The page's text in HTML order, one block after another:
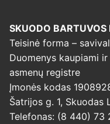
SKUODO
Teisinė forma –
Duomenys kaupiami
asmenų registre
Įmonės kodas
Šatrijos g. 1, Skuodas
Telefonas: (8 440) 73